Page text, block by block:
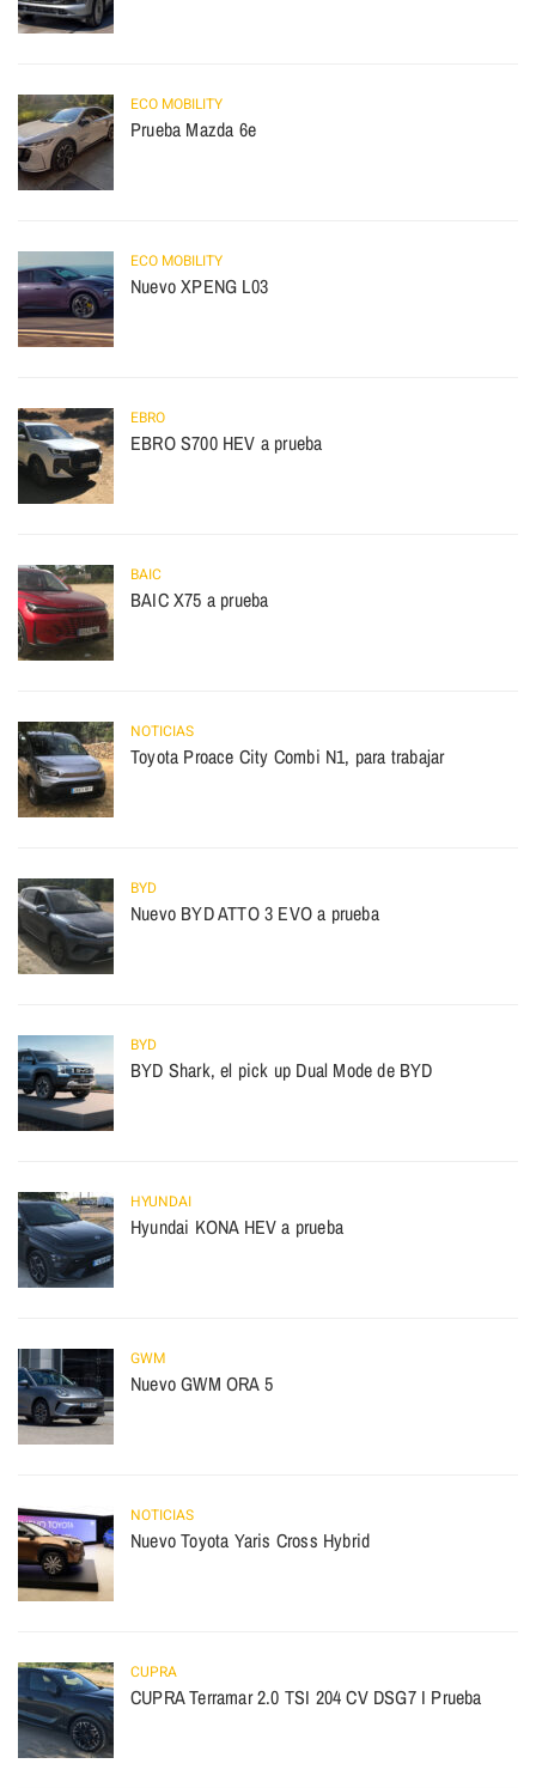
ECO MOBILITY
Prueba Mazda 6e
ECO MOBILITY
Nuevo XPENG L03
EBRO
EBRO S700 HEV a prueba
BAIC
BAIC X75 a prueba
NOTICIAS
Toyota Proace City Combi N1, para trabajar
BYD
Nuevo BYD ATTO 3 EVO a prueba
BYD
BYD Shark, el pick up Dual Mode de BYD
HYUNDAI
Hyundai KONA HEV a prueba
GWM
Nuevo GWM ORA 5
NOTICIAS
Nuevo Toyota Yaris Cross Hybrid
CUPRA
CUPRA Terramar 2.0 TSI 204 CV DSG7 I Prueba